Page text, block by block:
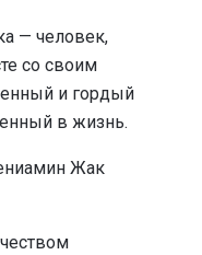
— человек,
со своим
и гордый
в жизнь.
Жак